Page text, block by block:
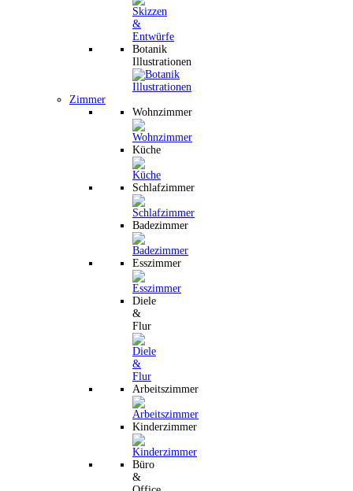
Botanik
Illustrationen
Zimmer
Wohnzimmer
Küche
Schlafzimmer
Badezimmer
Esszimmer
Diele
&
Flur
Arbeitszimmer
Kinderzimmer
Büro
&